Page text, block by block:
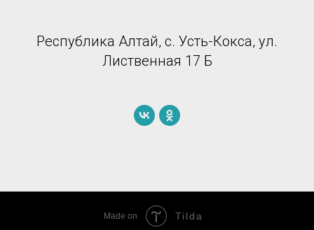
Республика Алтай, с. Усть-Кокса, ул.
Лиственная 17 Б
Made on Tilda